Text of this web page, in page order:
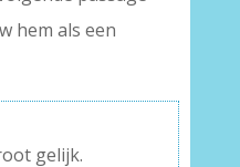
hem als een
gelijk.